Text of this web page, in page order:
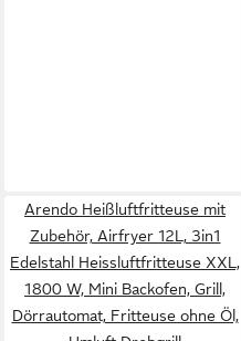
Arendo Heißluftfritteuse mit
Zubehör, Airfryer 12L, 3in1
Edelstahl Heissluftfritteuse XXL,
1800 W, Mini Backofen, Grill,
Dörrautomat, Fritteuse ohne Öl,